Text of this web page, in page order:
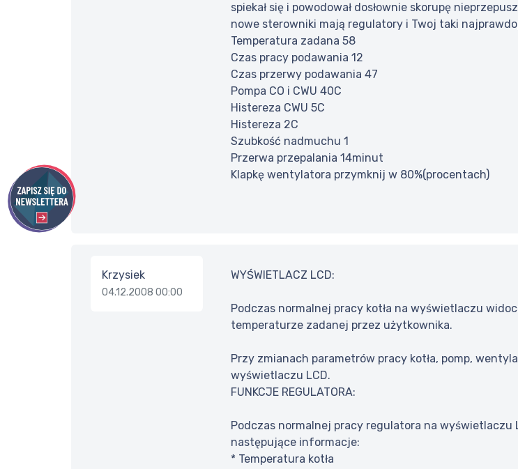
spiekał się i powodował dosłownie skorupę
nowe sterowniki mają regulatory i Twoj taki
Temperatura zadana 58
Czas pracy podawania 12
Czas przerwy podawania 47
Pompa CO i CWU 40C
Histereza CWU 5C
Histereza 2C
Szubkość nadmuchu 1
Przerwa przepalania 14minut
Klapkę wentylatora przymknij w 80%(procentach)
Krzysiek
04.12.2008 00:00
WYŚWIETLACZ LCD:
Podczas normalnej pracy kotła na wyświetlaczu
temperaturze zadanej przez użytkownika.
Przy zmianach parametrów pracy kotła, pomp,
wyświetlaczu LCD.
FUNKCJE REGULATORA:
Podczas normalnej pracy regulatora na
następujące informacje:
* Temperatura kotła